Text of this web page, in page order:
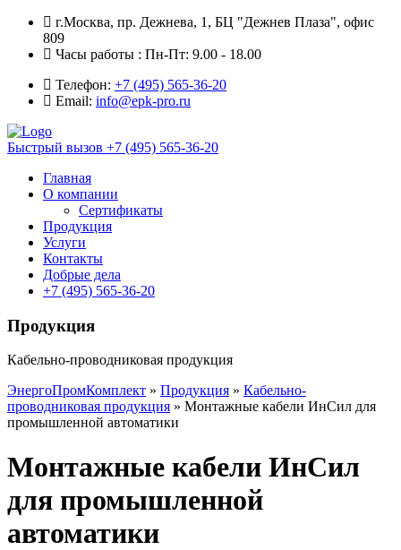
г.Москва, пр. Дежнева, 1, БЦ "Дежнев Плаза", офис
809
Часы работы : Пн-Пт: 9.00 - 18.00
Телефон: +7 (495) 565-36-20
Email: info@epk-pro.ru
Быстрый вызов +7 (495) 565-36-20
Главная
О компании
Сертификаты
Продукция
Услуги
Контакты
Добрые дела
+7 (495) 565-36-20
Продукция
Кабельно-проводниковая продукция
ЭнергоПромКомплект » Продукция » Кабельно-
проводниковая продукция » Монтажные кабели ИнСил для
промышленной автоматики
Монтажные кабели ИнСил
для промышленной
автоматики